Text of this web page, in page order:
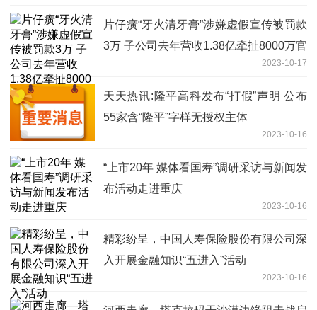
片仔癀“牙火清牙膏”涉嫌虚假宣传被罚款
3万 子公司去年营收1.38亿牵扯8000万官
2023-10-17
天天热讯:隆平高科发布“打假”声明 公布
55家含“隆平”字样无授权主体
2023-10-16
“上市20年 媒体看国寿”调研采访与新闻发
布活动走进重庆
2023-10-16
精彩纷呈，中国人寿保险股份有限公司深
入开展金融知识“五进入”活动
2023-10-16